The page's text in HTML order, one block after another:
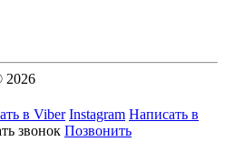
2026
в Viber Instagram Написать в
звонок Позвонить